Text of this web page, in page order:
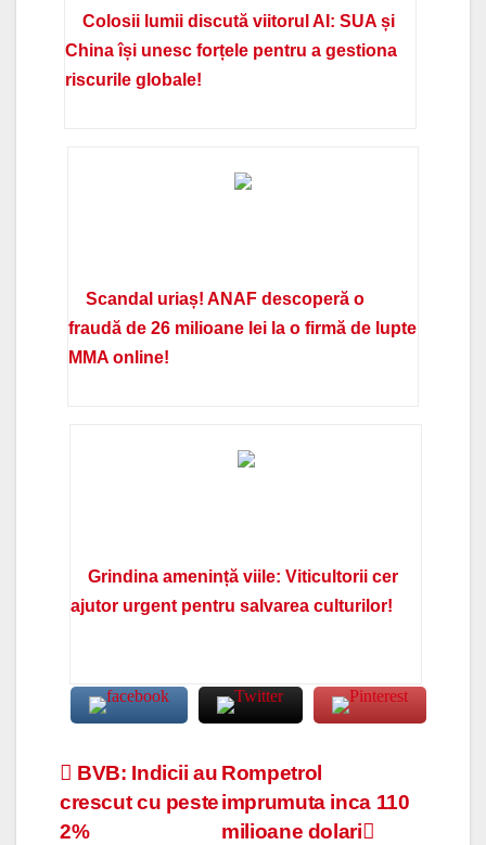
Colosii lumii discută viitorul AI: SUA și
China își unesc forțele pentru a gestiona
riscurile globale!
Scandal uriaș! ANAF descoperă o
fraudă de 26 milioane lei la o firmă de lupte
MMA online!
Grindina amenință viile: Viticultorii cer
ajutor urgent pentru salvarea culturilor!
Navigare
în
Rompetrol
imprumuta inca 110
milioane dolari
BVB: Indicii au
crescut cu peste
2%